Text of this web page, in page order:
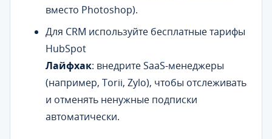
вместо Photoshop).
Для CRM используйте бесплатные тарифы
HubSpot
Лайфхак: внедрите SaaS-менеджеры
(например, Torii, Zylo), чтобы отслеживать
и отменять ненужные подписки
автоматически.